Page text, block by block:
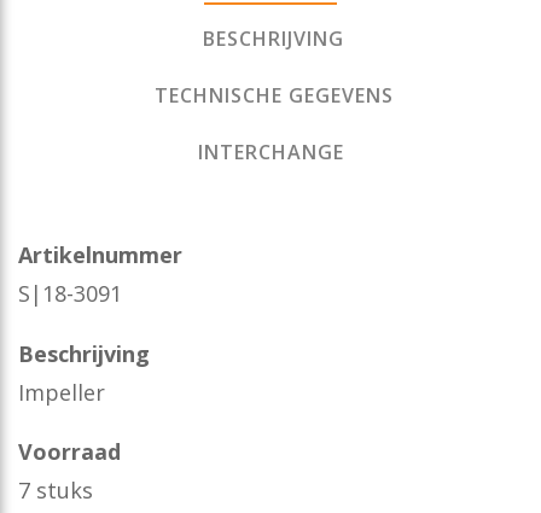
BESCHRIJVING
TECHNISCHE GEGEVENS
INTERCHANGE
Artikelnummer
S|18-3091
Beschrijving
Impeller
Voorraad
7 stuks